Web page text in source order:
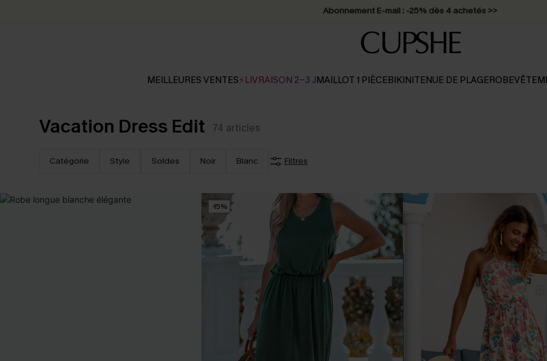
Abonnement E-mail : -25% dès 4 achetés >>
MEILLEURES VENTES⚡LIVRAISON 2-3 JMAILLOT 1 PIÈCEBIKINITENUE DE PLAGEROBE
Vacation Dress Edit 74 articles
Catégorie Style Soldes Noir Blanc Filtres
-15%